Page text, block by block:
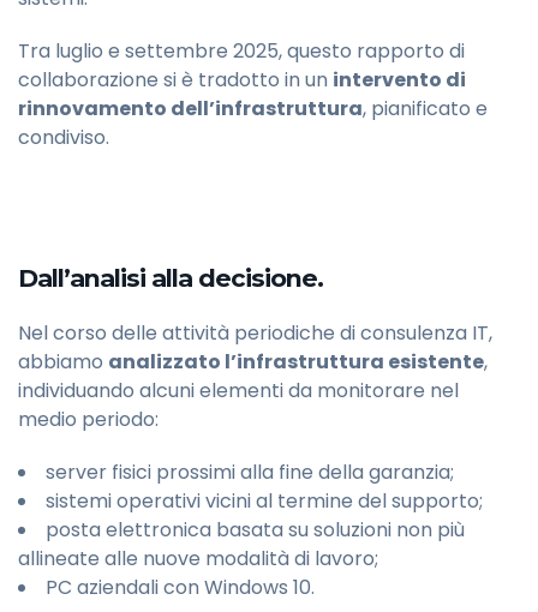
Tra luglio e settembre 2025, questo rapporto di
collaborazione si è tradotto in un intervento di
rinnovamento dell’infrastruttura, pianificato e
condiviso.
Dall’analisi alla decisione.
Nel corso delle attività periodiche di consulenza IT,
abbiamo analizzato l’infrastruttura esistente,
individuando alcuni elementi da monitorare nel
medio periodo:
server fisici prossimi alla fine della garanzia;
sistemi operativi vicini al termine del supporto;
posta elettronica basata su soluzioni non più
allineate alle nuove modalità di lavoro;
PC aziendali con Windows 10.